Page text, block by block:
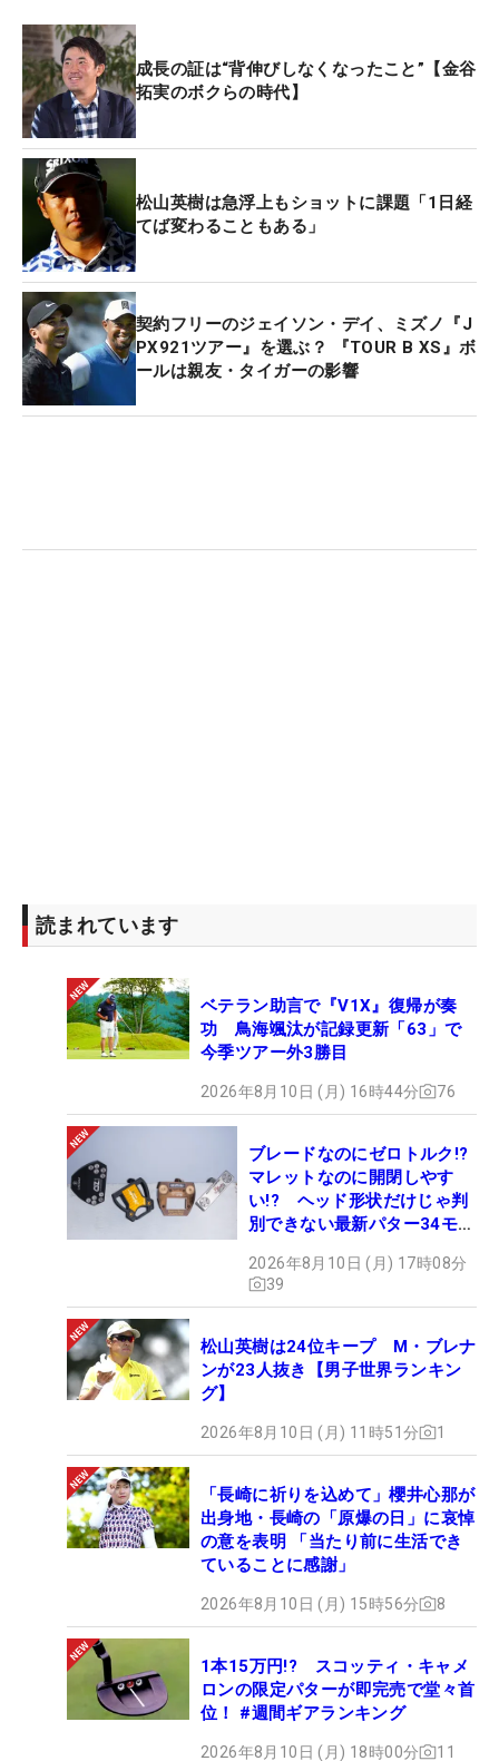
コットランド）、
ド）が1打差の2位タイで追いかける。
成長の証は“背伸びしなくなったこと”【金谷
拓実のボクらの時代】
松山英樹は急浮上もショットに課題「1日経
てば変わることもある」
契約フリーのジェイソン・デイ、ミズノ『J
PX921ツアー』を選ぶ？ 『TOUR B XS』ボ
ールは親友・タイガーの影響
読まれています
ベテラン助言で『V1X』復帰が奏
功 鳥海颯汰が記録更新「63」で
今季ツアー外3勝目
2026年8月10日 (月) 16時44分 76
ブレードなのにゼロトルク!?
マレットなのに開閉しやす
い!? ヘッド形状だけじゃ判
別できない最新パター34モデ
#ギアカタログ2026
2026年8月10日 (月) 17時08分
39
松山英樹は24位キープ M・ブレナ
ンが23人抜き【男子世界ランキン
グ】
2026年8月10日 (月) 11時51分 1
「長崎に祈りを込めて」櫻井心那が
出身地・長崎の「原爆の日」に哀悼
の意を表明 「当たり前に生活でき
ていることに感謝」
2026年8月10日 (月) 15時56分 8
1本15万円!? スコッティ・キャメ
ロンの限定パターが即完売で堂々首
位！ #週間ギアランキング
2026年8月10日 (月) 18時00分 11